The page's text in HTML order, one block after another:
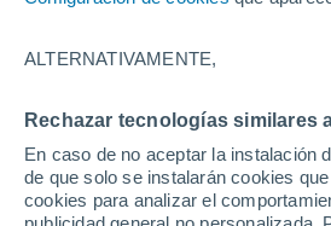
ALTERNATIVAMENTE,
Rechazar tecnologías similares
En caso de no aceptar la instalación
de que solo se instalarán cookies
cookies para analizar el
21/12/2026
Parte de nieve hoy